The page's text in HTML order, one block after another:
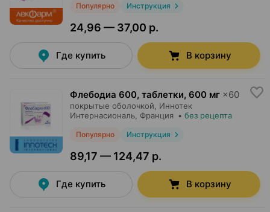
Популярно Инструкция
24,96 — 37,00 р.
Где купить В корзину
Флебодиа 600, таблетки, 600 мг ×60
покрытые оболочкой,
Иннотек
Интернасиональ , Франция • без рецепта
Популярно Инструкция
89,17 — 124,47 р.
Где купить В корзину